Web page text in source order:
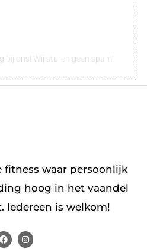
bij ons! Wij sturen geen spam!
fitness waar persoonlijk
hoog in het vaandel
Iedereen is welkom!